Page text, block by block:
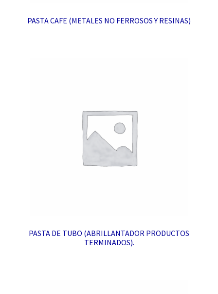
PASTA CAFE (METALES NO FERROSOS Y RESINAS)
PASTA DE TUBO (ABRILLANTADOR PRODUCTOS
TERMINADOS).